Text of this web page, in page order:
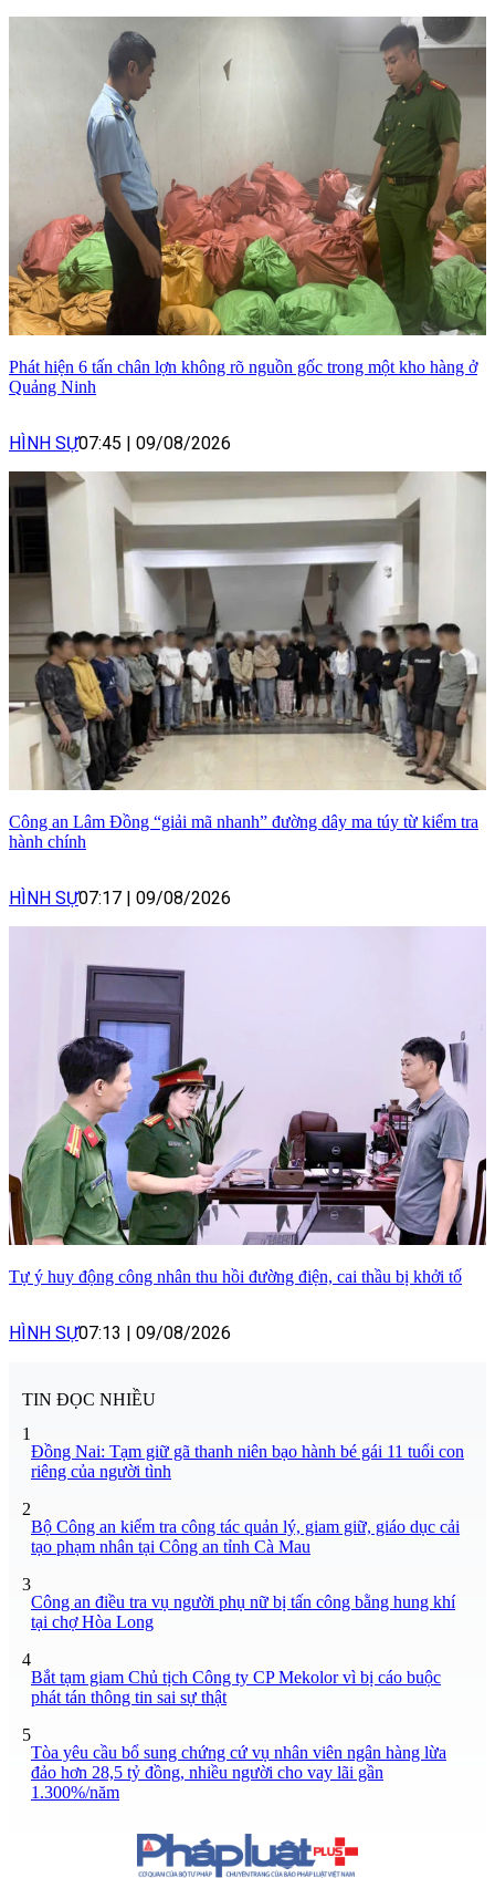
Phát hiện 6 tấn chân lợn không rõ nguồn gốc trong một kho hàng ở
Quảng Ninh
HÌNH SỰ07:45 | 09/08/2026
Công an Lâm Đồng “giải mã nhanh” đường dây ma túy từ kiểm tra
hành chính
HÌNH SỰ07:17 | 09/08/2026
Tự ý huy động công nhân thu hồi đường điện, cai thầu bị khởi tố
HÌNH SỰ07:13 | 09/08/2026
TIN ĐỌC NHIỀU
1
Đồng Nai: Tạm giữ gã thanh niên bạo hành bé gái 11 tuổi con
riêng của người tình
2
Bộ Công an kiểm tra công tác quản lý, giam giữ, giáo dục cải
tạo phạm nhân tại Công an tỉnh Cà Mau
3
Công an điều tra vụ người phụ nữ bị tấn công bằng hung khí
tại chợ Hòa Long
4
Bắt tạm giam Chủ tịch Công ty CP Mekolor vì bị cáo buộc
phát tán thông tin sai sự thật
5
Tòa yêu cầu bổ sung chứng cứ vụ nhân viên ngân hàng lừa
đảo hơn 28,5 tỷ đồng, nhiều người cho vay lãi gần
1.300%/năm